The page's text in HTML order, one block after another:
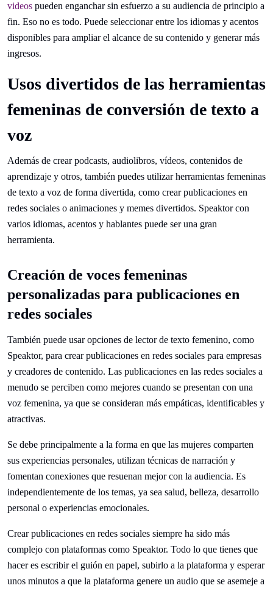
videos pueden enganchar sin esfuerzo a su audiencia de principio a
fin. Eso no es todo. Puede seleccionar entre los idiomas y acentos
disponibles para ampliar el alcance de su contenido y generar más
ingresos.
Usos divertidos de las herramientas
femeninas de conversión de texto a
voz
Además de crear podcasts, audiolibros, vídeos, contenidos de
aprendizaje y otros, también puedes utilizar herramientas femeninas
de texto a voz de forma divertida, como crear publicaciones en
redes sociales o animaciones y memes divertidos. Speaktor con
varios idiomas, acentos y hablantes puede ser una gran
herramienta.
Creación de voces femeninas
personalizadas para publicaciones en
redes sociales
También puede usar opciones de lector de texto femenino, como
Speaktor, para crear publicaciones en redes sociales para empresas
y creadores de contenido. Las publicaciones en las redes sociales a
menudo se perciben como mejores cuando se presentan con una
voz femenina, ya que se consideran más empáticas, identificables y
atractivas.
Se debe principalmente a la forma en que las mujeres comparten
sus experiencias personales, utilizan técnicas de narración y
fomentan conexiones que resuenan mejor con la audiencia. Es
independientemente de los temas, ya sea salud, belleza, desarrollo
personal o experiencias emocionales.
Crear publicaciones en redes sociales siempre ha sido más
complejo con plataformas como Speaktor. Todo lo que tienes que
hacer es escribir el guión en papel, subirlo a la plataforma y esperar
unos minutos a que la plataforma genere un audio que se asemeje a